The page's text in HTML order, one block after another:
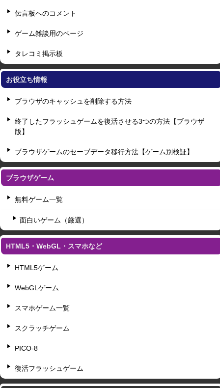
伝言板へのコメント
ゲーム雑談用のページ
タレコミ掲示板
お役立ち情報
ブラウザのキャッシュを削除する方法
終了したフラッシュゲームを復活させる3つの方法【ブラウザ
版】
ブラウザゲームのセーブデータ移行方法【ゲーム別検証】
ブラウザゲーム
無料ゲーム一覧
面白いゲーム（厳選）
HTML5・WebGL・スマホなど
HTML5ゲーム
WebGLゲーム
スマホゲーム一覧
スクラッチゲーム
PICO-8
復活フラッシュゲーム